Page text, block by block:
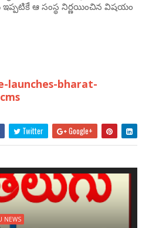
ఆ సంస్థ నిర్ణయించిన విషయం
launches-bharat-
Twitter Google+
NEWS